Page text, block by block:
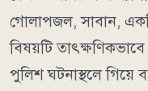
গোলাপজল, সাবান,
বিষয়টি
পুলিশ ঘটনাস্থলে গিয়ে